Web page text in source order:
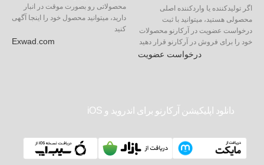
اگر تولیدکننده یا واردکننده اصلی
محصولی هستید، میتوانید با ثبت
درخواست عضویت در آرکارنو محصولات
خود را برای فروش در آرکارنو قرار دهید
درخواست عضویت
محصولاتی رو بصورت موقت در انبار
دارید، میتوانید محصول خود را اینجا آگهی
کنید
Exwad.com
دانلود اپلیکیشن آرکارنو برای اندروید و iOS